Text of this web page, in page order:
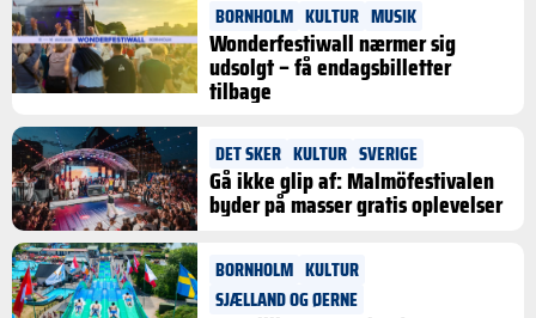
BORNHOLM KULTUR MUSIK
Wonderfestiwall nærmer sig
udsolgt – få endagsbilletter
tilbage
DET SKER KULTUR SVERIGE
Gå ikke glip af: Malmöfestivalen
byder på masser gratis oplevelser
BORNHOLM KULTUR
SJÆLLAND OG ØERNE